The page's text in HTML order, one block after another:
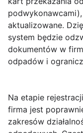
aktualizowane.
system będzie
dokumentów w
odpadów i
Na etapie
firma jest
zakresów